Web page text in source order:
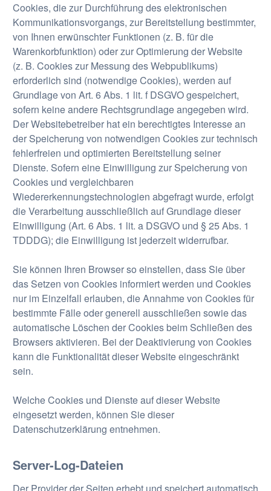
Cookies, die zur Durchführung des elektronischen
Kommunikationsvorgangs, zur Bereitstellung bestimmter,
von Ihnen erwünschter Funktionen (z. B. für die
Warenkorbfunktion) oder zur Optimierung der Website
(z. B. Cookies zur Messung des Webpublikums)
erforderlich sind (notwendige Cookies), werden auf
Grundlage von Art. 6 Abs. 1 lit. f DSGVO gespeichert,
sofern keine andere Rechtsgrundlage angegeben wird.
Der Websitebetreiber hat ein berechtigtes Interesse an
der Speicherung von notwendigen Cookies zur technisch
fehlerfreien und optimierten Bereitstellung seiner
Dienste. Sofern eine Einwilligung zur Speicherung von
Cookies und vergleichbaren
Wiedererkennungstechnologien abgefragt wurde, erfolgt
die Verarbeitung ausschließlich auf Grundlage dieser
Einwilligung (Art. 6 Abs. 1 lit. a DSGVO und § 25 Abs. 1
TDDDG); die Einwilligung ist jederzeit widerrufbar.
Sie können Ihren Browser so einstellen, dass Sie über
das Setzen von Cookies informiert werden und Cookies
nur im Einzelfall erlauben, die Annahme von Cookies für
bestimmte Fälle oder generell ausschließen sowie das
automatische Löschen der Cookies beim Schließen des
Browsers aktivieren. Bei der Deaktivierung von Cookies
kann die Funktionalität dieser Website eingeschränkt
sein.
Welche Cookies und Dienste auf dieser Website
eingesetzt werden, können Sie dieser
Datenschutzerklärung entnehmen.
Server-Log-Dateien